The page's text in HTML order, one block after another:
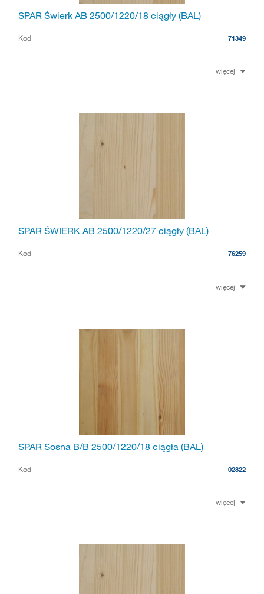
SPAR Świerk AB 2500/1220/18 ciągły (BAL)
Kod 71349
więcej
SPAR ŚWIERK AB 2500/1220/27 ciągły (BAL)
Kod 76259
więcej
SPAR Sosna B/B 2500/1220/18 ciągła (BAL)
Kod 02822
więcej